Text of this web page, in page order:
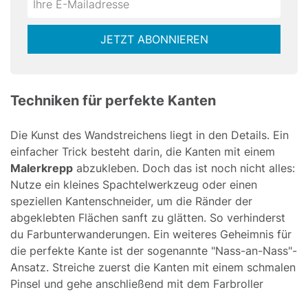
JETZT ABONNIEREN
Techniken für perfekte Kanten
Die Kunst des Wandstreichens liegt in den Details. Ein
einfacher Trick besteht darin, die Kanten mit einem
Malerkrepp abzukleben. Doch das ist noch nicht alles:
Nutze ein kleines Spachtelwerkzeug oder einen
speziellen Kantenschneider, um die Ränder der
abgeklebten Flächen sanft zu glätten. So verhinderst
du Farbunterwanderungen. Ein weiteres Geheimnis für
die perfekte Kante ist der sogenannte "Nass-an-Nass"-
Ansatz. Streiche zuerst die Kanten mit einem schmalen
Pinsel und gehe anschließend mit dem Farbroller